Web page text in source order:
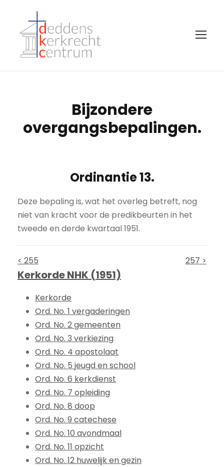
Bijzondere
overgangsbepalingen.
Ordinantie 13.
Deze bepaling is, wat het overleg betreft, nog
niet van kracht voor de predikbeurten in het
tweede en derde kwartaal 1951.
< 255 257 >
Kerkorde NHK (1951)
Kerkorde
Ord. No. 1 vergaderingen
Ord. No. 2 gemeenten
Ord. No. 3 verkiezing
Ord. No. 4 apostolaat
Ord. No. 5 jeugd en school
Ord. No. 6 kerkdienst
Ord. No. 7 opleiding
Ord. No. 8 doop
Ord. No. 9 catechese
Ord. No. 10 avondmaal
Ord. No. 11 opzicht
Ord. No. 12 huwelijk en gezin